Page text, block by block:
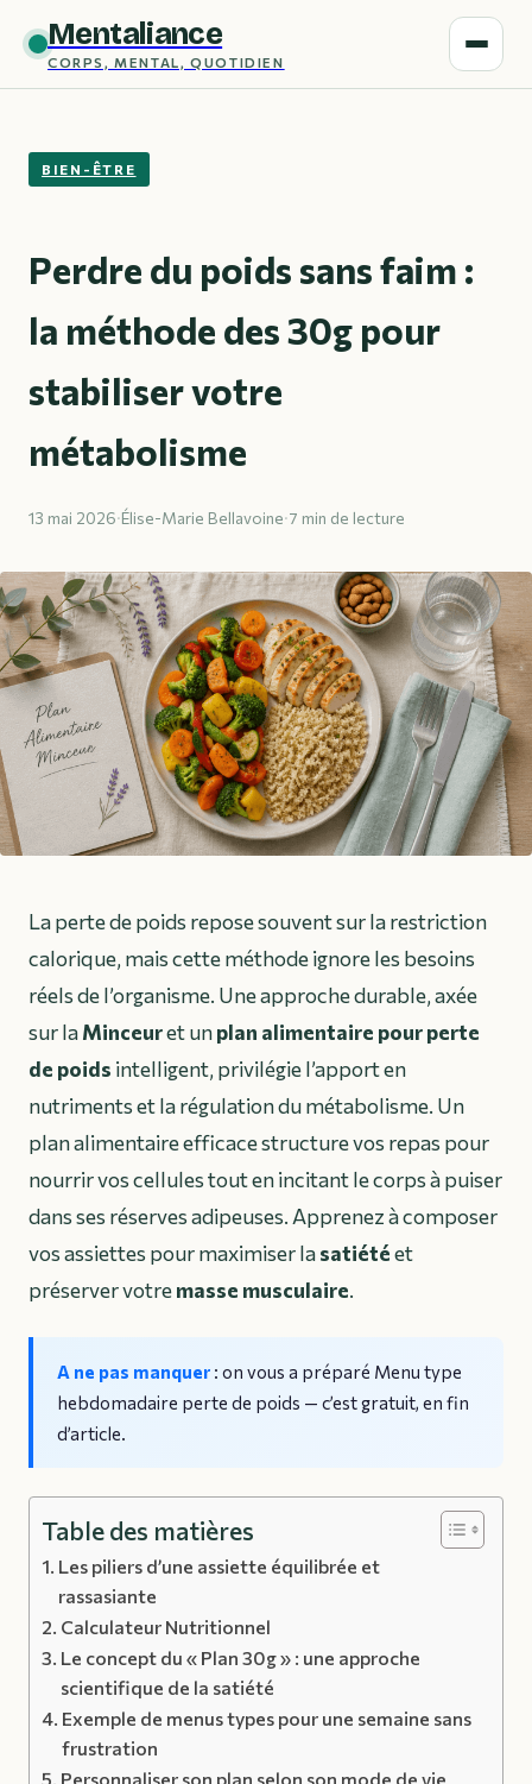
Mentaliance
CORPS, MENTAL, QUOTIDIEN
BIEN-ÊTRE
Perdre du poids sans faim :
la méthode des 30g pour
stabiliser votre
métabolisme
13 mai 2026·Élise-Marie Bellavoine·7 min de lecture
La perte de poids repose souvent sur la restriction
calorique, mais cette méthode ignore les besoins
réels de l’organisme. Une approche durable, axée
sur laMinceuret unplan alimentaire pour perte
de poids intelligent, privilégie l’apport en
nutriments et la régulation du métabolisme. Un
plan alimentaire efficace structure vos repas pour
nourrir vos cellules tout en incitant le corps à puiser
dans ses réserves adipeuses. Apprenez à composer
vos assiettes pour maximiser lasatiétéet
préserver votremasse musculaire.
A ne pas manquer : on vous a préparé Menu type
hebdomadaire perte de poids — c’est gratuit, en fin
d’article.
Table des matières
Les piliers d’une assiette équilibrée et
rassasiante
Calculateur Nutritionnel
Le concept du « Plan 30g » : une approche
scientifique de la satiété
Exemple de menus types pour une semaine sans
frustration
Personnaliser son plan selon son mode de vie